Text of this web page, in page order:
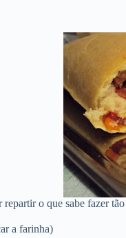
repartir o que sabe fazer
a farinha)